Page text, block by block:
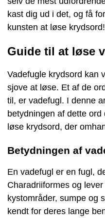
kast dig ud i det, og få
kunsten at løse krydsord!
Guide til at løse
Vadefugle krydsord kan
sjove at løse. Et af de
til, er vadefugl. I denne
betydningen af dette
løse krydsord, der
Betydningen af
En vadefugl er en fugl,
Charadriiformes og
kystområder, sumpe og
kendt for deres lange